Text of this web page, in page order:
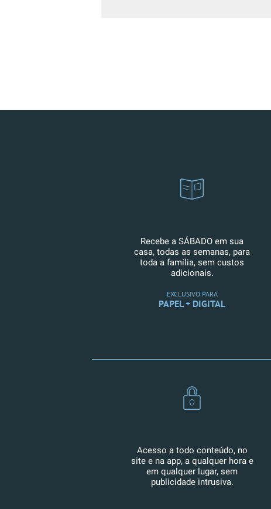
Recebe a SÁBADO em sua
casa, todas as semanas, para
toda a família, sem custos
adicionais.
EXCLUSIVO PARA
PAPEL + DIGITAL
Acesso a todo conteúdo, no
site e na app, a qualquer hora e
em qualquer lugar, sem
publicidade intrusiva.